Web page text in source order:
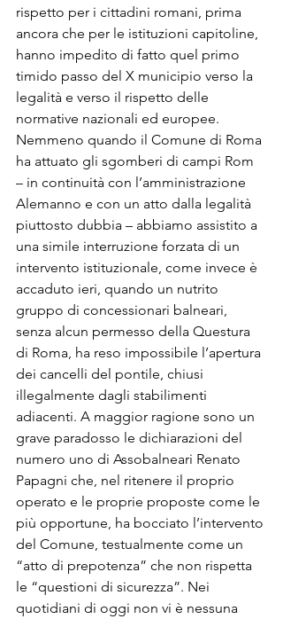
rispetto per i cittadini romani, prima
ancora che per le istituzioni capitoline,
hanno impedito di fatto quel primo
timido passo del X municipio verso la
legalità e verso il rispetto delle
normative nazionali ed europee.
Nemmeno quando il Comune di Roma
ha attuato gli sgomberi di campi Rom
– in continuità con l’amministrazione
Alemanno e con un atto dalla legalità
piuttosto dubbia – abbiamo assistito a
una simile interruzione forzata di un
intervento istituzionale, come invece è
accaduto ieri, quando un nutrito
gruppo di concessionari balneari,
senza alcun permesso della Questura
di Roma, ha reso impossibile l’apertura
dei cancelli del pontile, chiusi
illegalmente dagli stabilimenti
adiacenti. A maggior ragione sono un
grave paradosso le dichiarazioni del
numero uno di Assobalneari Renato
Papagni che, nel ritenere il proprio
operato e le proprie proposte come le
più opportune, ha bocciato l’intervento
del Comune, testualmente come un
“atto di prepotenza” che non rispetta
le “questioni di sicurezza”. Nei
quotidiani di oggi non vi è nessuna